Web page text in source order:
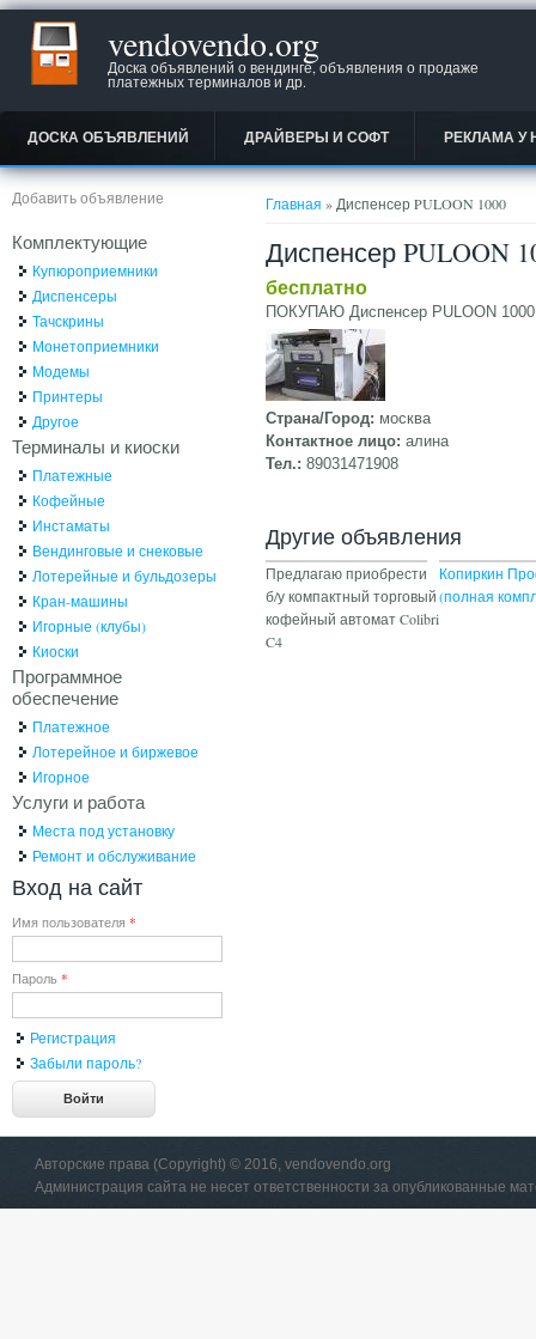
vendovendo.org
Доска объявлений о вендинге, объявления о продаже
платежных терминалов и др.
ДОСКА ОБЪЯВЛЕНИЙ ДРАЙВЕРЫ И СОФТ РЕКЛАМА У
Вы здесь
Главная » Диспенсер PULOON 1000
Диспенсер PULOON
бесплатно
ПОКУПАЮ Диспенсер PULOON 1000
Страна/Город: москва
Контактное лицо: алина
Тел.: 89031471908
Другие объявления
Предлагаю приобрести
б/у компактный торговый
кофейный автомат Colibri
C4
Копиркин
(полная
Добавить объявление
Комплектующие
Купюроприемники
Диспенсеры
Тачскрины
Монетоприемники
Модемы
Принтеры
Другое
Терминалы и киоски
Платежные
Кофейные
Инстаматы
Вендинговые и снековые
Лотерейные и бульдозеры
Кран-машины
Игорные (клубы)
Киоски
Программное
обеспечение
Платежное
Лотерейное и биржевое
Игорное
Услуги и работа
Места под установку
Ремонт и обслуживание
Вход на сайт
Имя пользователя *
Пароль *
Регистрация
Забыли пароль?
Авторские права (Copyright) © 2016, vendovendo.org
Администрация сайта не несет ответственности за опубликованные